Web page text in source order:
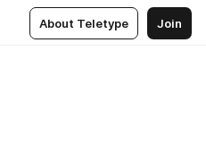
About Teletype Join